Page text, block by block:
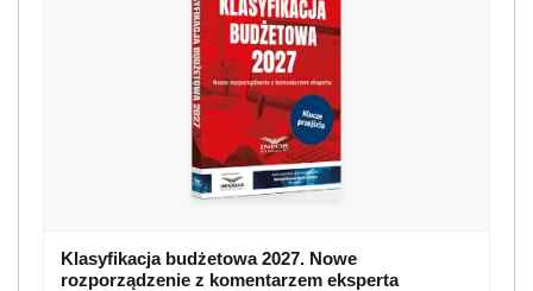
Klasyfikacja budżetowa 2027. Nowe
rozporządzenie z komentarzem eksperta